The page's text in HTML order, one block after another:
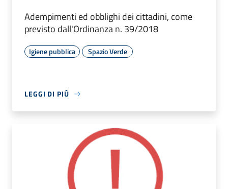
Adempimenti ed obblighi dei cittadini, come
previsto dall'Ordinanza n. 39/2018
Igiene pubblica Spazio Verde
LEGGI DI PIÙ